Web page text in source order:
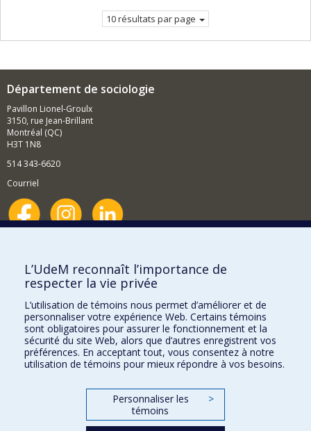
10 résultats par page
Département de sociologie
Pavillon Lionel-Groulx
3150, rue Jean-Brillant
Montréal (QC)
H3T 1N8
514 343-6620
Courriel
Comment soutenir le Département?
BESOIN D'AIDE?
Plan du site
Signaler une erreur
Accessibilité
FACULTÉ DES ARTS ET DES SCIENCES
Nos départements et écoles
L’UdeM reconnaît l’importance de
respecter la vie privée
L’utilisation de témoins nous permet d’améliorer et de
personnaliser votre expérience Web. Certains témoins
sont obligatoires pour assurer le fonctionnement et la
sécurité du site Web, alors que d’autres enregistrent vos
préférences. En acceptant tout, vous consentez à notre
utilisation de témoins pour mieux répondre à vos besoins.
Personnaliser les
témoins
>